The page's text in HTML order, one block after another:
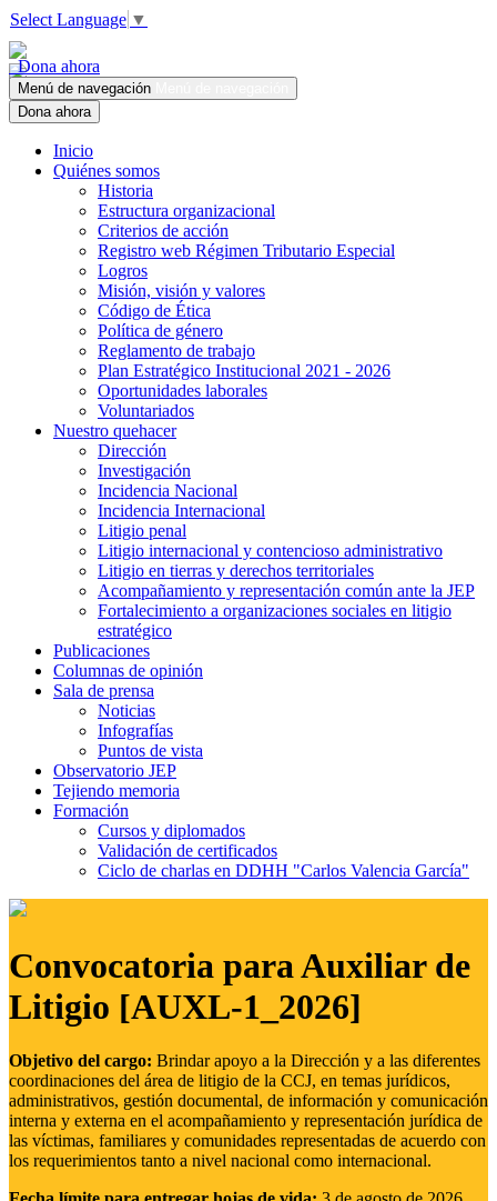
Select Language ▼
Dona ahora
Menú de navegación
Dona ahora
Inicio
Quiénes somos
Historia
Estructura organizacional
Criterios de acción
Registro web Régimen Tributario Especial
Logros
Misión, visión y valores
Código de Ética
Política de género
Reglamento de trabajo
Plan Estratégico Institucional 2021 - 2026
Oportunidades laborales
Voluntariados
Nuestro quehacer
Dirección
Investigación
Incidencia Nacional
Incidencia Internacional
Litigio penal
Litigio internacional y contencioso administrativo
Litigio en tierras y derechos territoriales
Acompañamiento y representación común ante la JEP
Fortalecimiento a organizaciones sociales en litigio
estratégico
Publicaciones
Columnas de opinión
Sala de prensa
Noticias
Infografías
Puntos de vista
Observatorio JEP
Tejiendo memoria
Formación
Cursos y diplomados
Validación de certificados
Ciclo de charlas en DDHH "Carlos Valencia García"
Convocatoria para Auxiliar de
Litigio [AUXL-1_2026]
Objetivo del cargo: Brindar apoyo a la Dirección y a las diferentes
coordinaciones del área de litigio de la CCJ, en temas jurídicos,
administrativos, gestión documental, de información y comunicación
interna y externa en el acompañamiento y representación jurídica de
las víctimas, familiares y comunidades representadas de acuerdo con
los requerimientos tanto a nivel nacional como internacional.